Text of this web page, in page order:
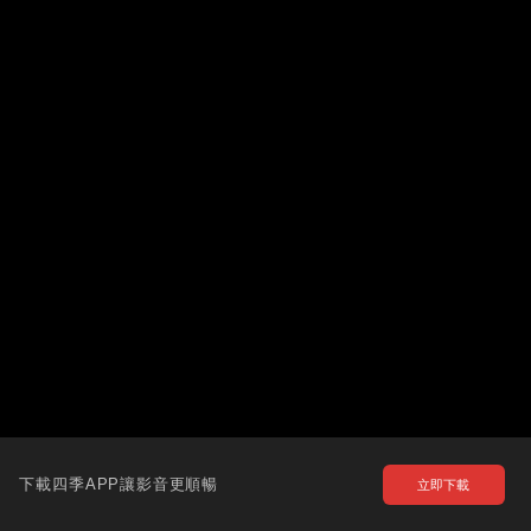
下載四季APP讓影音更順暢 立即下載